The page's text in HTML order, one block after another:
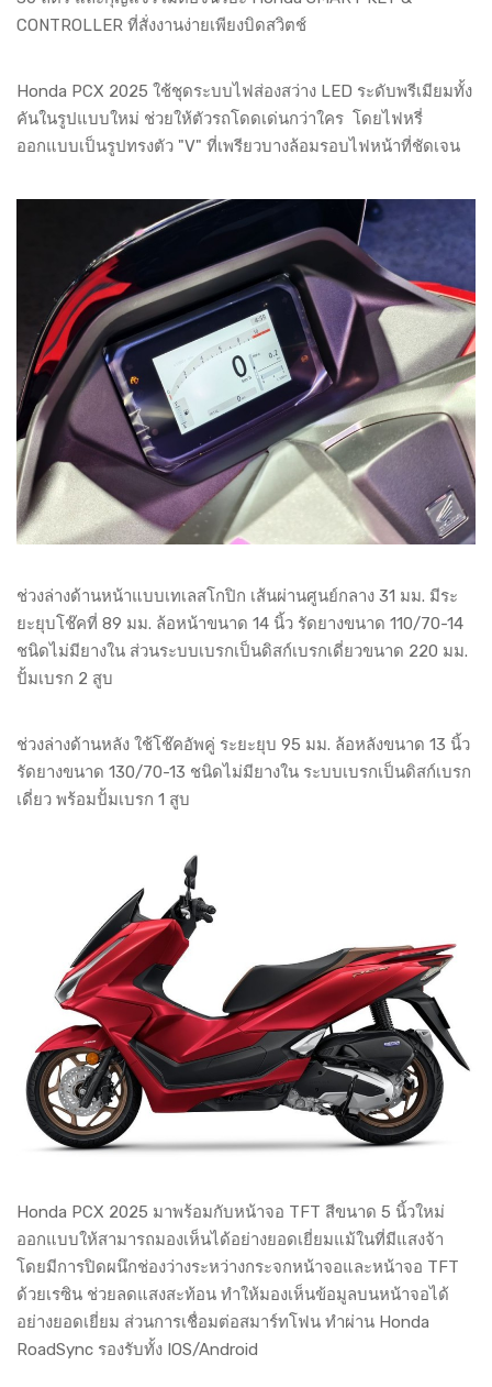
CONTROLLER ที่สั่งงานง่ายเพียงบิดสวิตช์
Honda PCX 2025 ใช้ชุดระบบไฟส่องสว่าง LED ระดับพรีเมียมทั้ง
คันในรูปแบบใหม่ ช่วยให้ตัวรถโดดเด่นกว่าใคร โดยไฟหรี่
ออกแบบเป็นรูปทรงตัว "V" ที่เพรียวบางล้อมรอบไฟหน้าที่ชัดเจน
ช่วงล่างด้านหน้าแบบเทเลสโกปิก เส้นผ่านศูนย์กลาง 31 มม. มีระ
ยะยุบโช๊คที่ 89 มม. ล้อหน้าขนาด 14 นิ้ว รัดยางขนาด 110/70-14
ชนิดไม่มียางใน ส่วนระบบเบรกเป็นดิสก์เบรกเดี่ยวขนาด 220 มม.
ปั้มเบรก 2 สูบ
ช่วงล่างด้านหลัง ใช้โช๊คอัพคู่ ระยะยุบ 95 มม. ล้อหลังขนาด 13 นิ้ว
รัดยางขนาด 130/70-13 ชนิดไม่มียางใน ระบบเบรกเป็นดิสก์เบรก
เดี่ยว พร้อมปั้มเบรก 1 สูบ
Honda PCX 2025 มาพร้อมกับหน้าจอ TFT สีขนาด 5 นิ้วใหม่
ออกแบบให้สามารถมองเห็นได้อย่างยอดเยี่ยมแม้ในที่มีแสงจ้า
โดยมีการปิดผนึกช่องว่างระหว่างกระจกหน้าจอและหน้าจอ TFT
ด้วยเรซิน ช่วยลดแสงสะท้อน ทำให้มองเห็นข้อมูลบนหน้าจอได้
อย่างยอดเยี่ยม ส่วนการเชื่อมต่อสมาร์ทโฟน ทำผ่าน Honda
RoadSync รองรับทั้ง IOS/Android